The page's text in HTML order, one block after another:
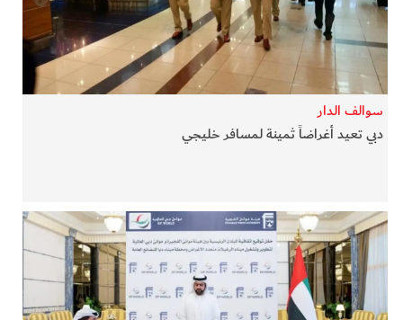
سوالف الدار
دبي تعيد أغراضاً ثمينة لمسافر خليجي